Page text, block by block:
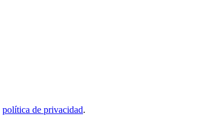
política de privacidad.